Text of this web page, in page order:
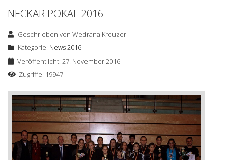
NECKAR POKAL 2016
Geschrieben vonWedrana Kreuzer
Kategorie: News 2016
Veröffentlicht: 27. November 2016
Zugriffe: 19947